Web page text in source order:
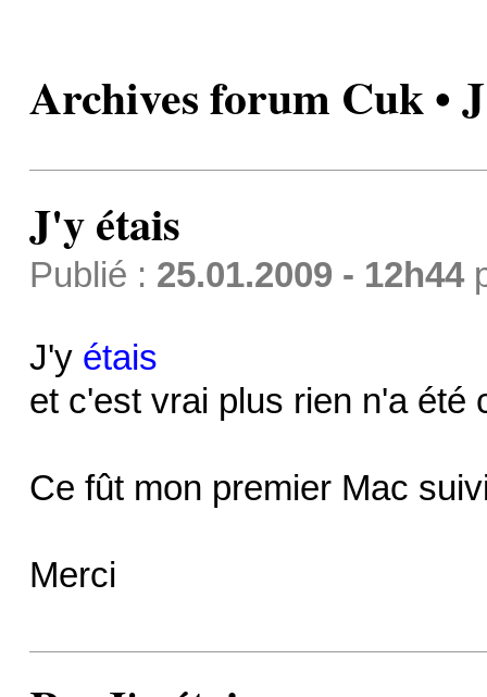
Archives forum Cuk •
J'y étais
Publié : 25.01.2009 - 12h44
J'y étais
et c'est vrai plus rien n'a été
Ce fût mon premier Mac
Merci